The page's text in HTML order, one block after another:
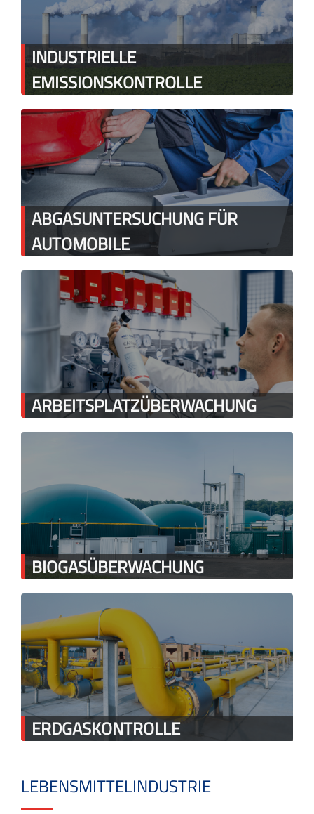
INDUSTRIELLE
EMISSIONSKONTROLLE
ABGASUNTERSUCHUNG FÜR
AUTOMOBILE
ARBEITSPLATZÜBERWACHUNG
BIOGASÜBERWACHUNG
ERDGASKONTROLLE
LEBENSMITTELINDUSTRIE